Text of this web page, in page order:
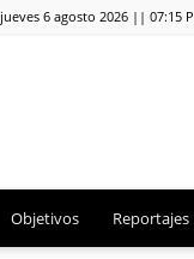
jueves 6 agosto 2026 || 07:15
Objetivos Reportajes